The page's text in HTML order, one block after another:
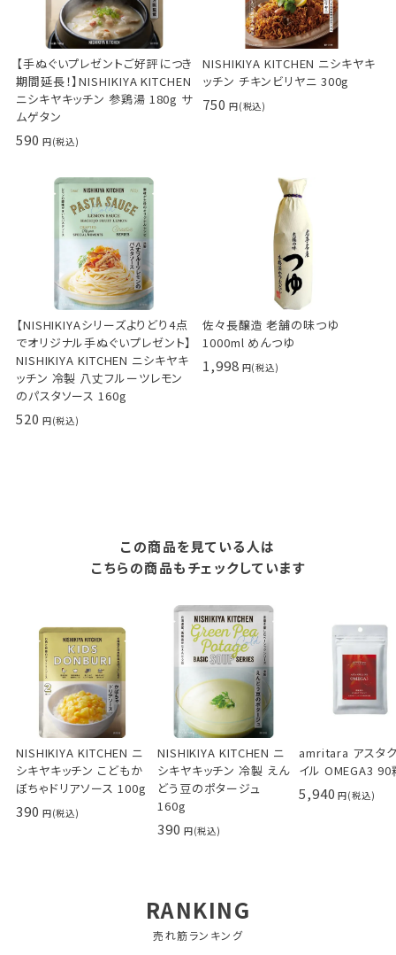
【手ぬぐいプレゼントご好評につき
期間延長！】NISHIKIYA KITCHEN
ニシキヤキッチン 参鶏湯 180g サ
ムゲタン
590
NISHIKIYA KITCHEN ニシキヤキ
ッチン チキンビリヤニ 300g
750
【NISHIKIYAシリーズよりどり4点
でオリジナル手ぬぐいプレゼント】
NISHIKIYA KITCHEN ニシキヤキ
ッチン 冷製 八丈フルーツレモン
のパスタソース 160g
520
佐々長醸造 老舗の味つゆ
1000ml めんつゆ
1,998
この商品を見ている人は
こちらの商品もチェックしています
NISHIKIYA KITCHEN ニ
シキヤキッチン こどもか
ぼちゃドリアソース 100g
390
NISHIKIYA KITCHEN ニ
シキヤキッチン 冷製 えん
どう豆のポタージュ
160g
390
amritara アスタ
イル OMEGA3 90
5,940
RANKING
売れ筋ランキング